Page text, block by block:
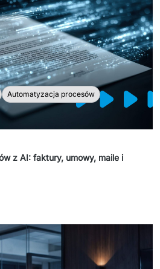
Automatyzacja procesów
z AI: faktury, umowy, maile i